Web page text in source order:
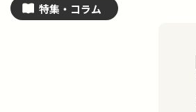
特集・ コラム